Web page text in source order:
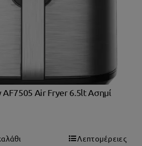
AF7505 Air Fryer 6.5lt Ασημί
Λεπτομέρειες